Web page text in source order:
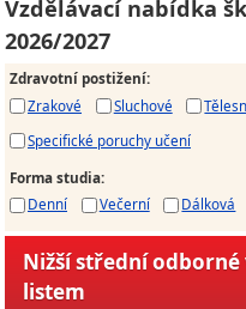
Vzdělávací nabídka
2026/2027
Zdravotní postižení:
Zrakové
Sluchové
Specifické poruchy učení
Forma studia:
Denní
Večerní Dálková
Nižší střední
listem